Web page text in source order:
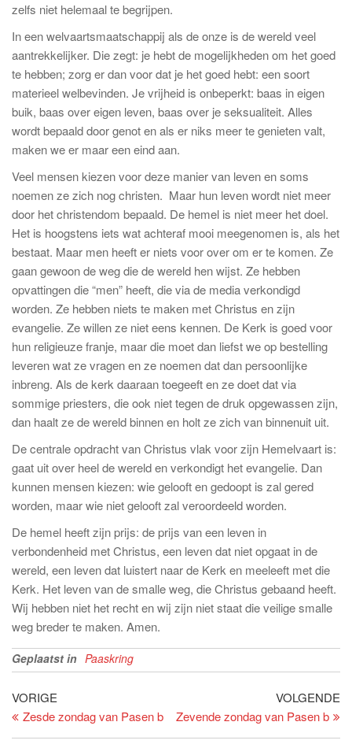
zelfs niet helemaal te begrijpen.
In een welvaartsmaatschappij als de onze is de wereld veel
aantrekkelijker. Die zegt: je hebt de mogelijkheden om het goed
te hebben; zorg er dan voor dat je het goed hebt: een soort
materieel welbevinden. Je vrijheid is onbeperkt: baas in eigen
buik, baas over eigen leven, baas over je seksualiteit. Alles
wordt bepaald door genot en als er niks meer te genieten valt,
maken we er maar een eind aan.
Veel mensen kiezen voor deze manier van leven en soms
noemen ze zich nog christen. Maar hun leven wordt niet meer
door het christendom bepaald. De hemel is niet meer het doel.
Het is hoogstens iets wat achteraf mooi meegenomen is, als het
bestaat. Maar men heeft er niets voor over om er te komen. Ze
gaan gewoon de weg die de wereld hen wijst. Ze hebben
opvattingen die “men” heeft, die via de media verkondigd
worden. Ze hebben niets te maken met Christus en zijn
evangelie. Ze willen ze niet eens kennen. De Kerk is goed voor
hun religieuze franje, maar die moet dan liefst we op bestelling
leveren wat ze vragen en ze noemen dat dan persoonlijke
inbreng. Als de kerk daaraan toegeeft en ze doet dat via
sommige priesters, die ook niet tegen de druk opgewassen zijn,
dan haalt ze de wereld binnen en holt ze zich van binnenuit uit.
De centrale opdracht van Christus vlak voor zijn Hemelvaart is:
gaat uit over heel de wereld en verkondigt het evangelie. Dan
kunnen mensen kiezen: wie gelooft en gedoopt is zal gered
worden, maar wie niet gelooft zal veroordeeld worden.
De hemel heeft zijn prijs: de prijs van een leven in
verbondenheid met Christus, een leven dat niet opgaat in de
wereld, een leven dat luistert naar de Kerk en meeleeft met die
Kerk. Het leven van de smalle weg, die Christus gebaand heeft.
Wij hebben niet het recht en wij zijn niet staat die veilige smalle
weg breder te maken. Amen.
Geplaatst in Paaskring
Bericht
navigatie
Vorig
bericht
VORIGE
Zesde zondag van Pasen b
VOLGENDE
Zevende zondag van Pasen b